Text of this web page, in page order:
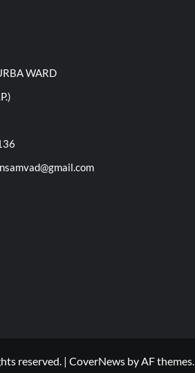
WARD
reserved. | CoverNewsby AF themes.